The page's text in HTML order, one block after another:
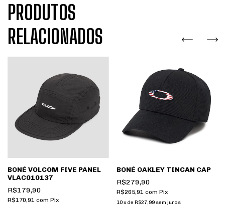
PRODUTOS
RELACIONADOS
BONÉ VOLCOM FIVE PANEL
VLAC010137
R$179,90
R$170,91 com Pix
BONÉ OAKLEY TINCAN CAP
R$279,90
R$265,91 com Pix
10 x de R$27,99 sem juros